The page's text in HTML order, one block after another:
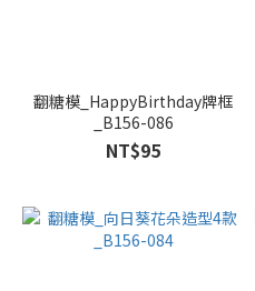
翻糖模_HappyBirthday牌框
_B156-086
NT$95